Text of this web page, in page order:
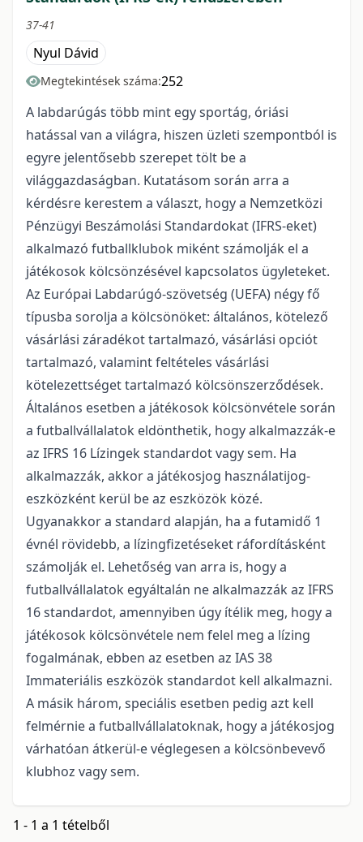
37-41
Nyul Dávid
Megtekintések száma:252
A labdarúgás több mint egy sportág, óriási
hatással van a világra, hiszen üzleti szempontból is
egyre jelentősebb szerepet tölt be a
világgazdaságban. Kutatásom során arra a
kérdésre kerestem a választ, hogy a Nemzetközi
Pénzügyi Beszámolási Standardokat (IFRS-eket)
alkalmazó futballklubok miként számolják el a
játékosok kölcsönzésével kapcsolatos ügyleteket.
Az Európai Labdarúgó-szövetség (UEFA) négy fő
típusba sorolja a kölcsönöket: általános, kötelező
vásárlási záradékot tartalmazó, vásárlási opciót
tartalmazó, valamint feltételes vásárlási
kötelezettséget tartalmazó kölcsönszerződések.
Általános esetben a játékosok kölcsönvétele során
a futballvállalatok eldönthetik, hogy alkalmazzák-e
az IFRS 16 Lízingek standardot vagy sem. Ha
alkalmazzák, akkor a játékosjog használatijog-
eszközként kerül be az eszközök közé.
Ugyanakkor a standard alapján, ha a futamidő 1
évnél rövidebb, a lízingfizetéseket ráfordításként
számolják el. Lehetőség van arra is, hogy a
futballvállalatok egyáltalán ne alkalmazzák az IFRS
16 standardot, amennyiben úgy ítélik meg, hogy a
játékosok kölcsönvétele nem felel meg a lízing
fogalmának, ebben az esetben az IAS 38
Immateriális eszközök standardot kell alkalmazni.
A másik három, speciális esetben pedig azt kell
felmérnie a futballvállalatoknak, hogy a játékosjog
várhatóan átkerül-e véglegesen a kölcsönbevevő
klubhoz vagy sem.
1 - 1 a 1 tételből